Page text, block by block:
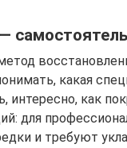
какая
интересно, как
для
и требуют